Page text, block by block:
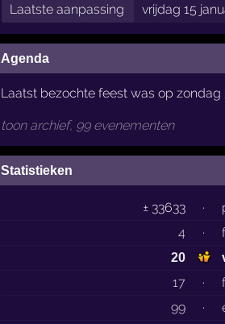
Laatste aanpassing vrijdag 15
Agenda
Laatst bezochte feest was op zondag
toon archief, 99 evenementen
Statistieken
± 33633 ·
4
·
20
17 ·
99
·